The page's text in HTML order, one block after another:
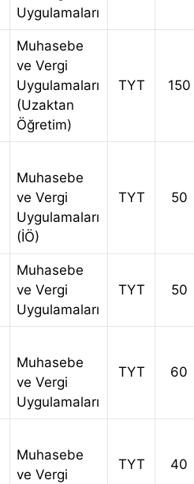
Uygulamaları
Muhasebe
ve Vergi
Uygulamaları
(Uzaktan
Öğretim)
TYT 150
Muhasebe
ve Vergi
Uygulamaları
(İÖ)
TYT 50
Muhasebe
ve Vergi
Uygulamaları
TYT 50
Muhasebe
ve Vergi
Uygulamaları
TYT 60
Muhasebe
ve Vergi
TYT 40